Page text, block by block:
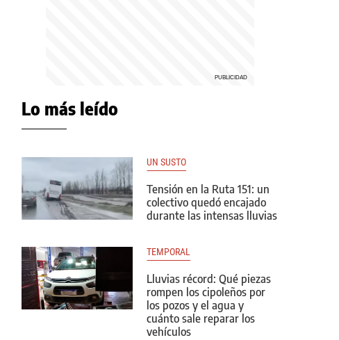
Lo más leído
UN SUSTO
Tensión en la Ruta 151: un
colectivo quedó encajado
durante las intensas lluvias
TEMPORAL
Lluvias récord: Qué piezas
rompen los cipoleños por
los pozos y el agua y
cuánto sale reparar los
vehículos